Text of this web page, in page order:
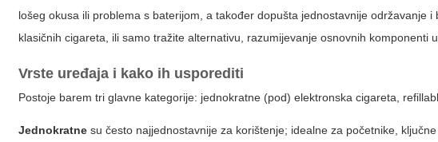
lošeg okusa ili problema s baterijom, a također dopušta jednostavnije održavanje
klasičnih cigareta, ili samo tražite alternativu, razumijevanje osnovnih komponenti
Vrste uređaja i kako ih usporediti
Postoje barem tri glavne kategorije: jednokratne (pod)elektronska cigareta ,
Jednokratne su često najjednostavnije za korištenje; idealne za početnike,